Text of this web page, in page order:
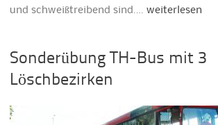
und schweißtreibend sind.…weiterlesen
Sonderübung TH-Bus mit 3
Löschbezirken